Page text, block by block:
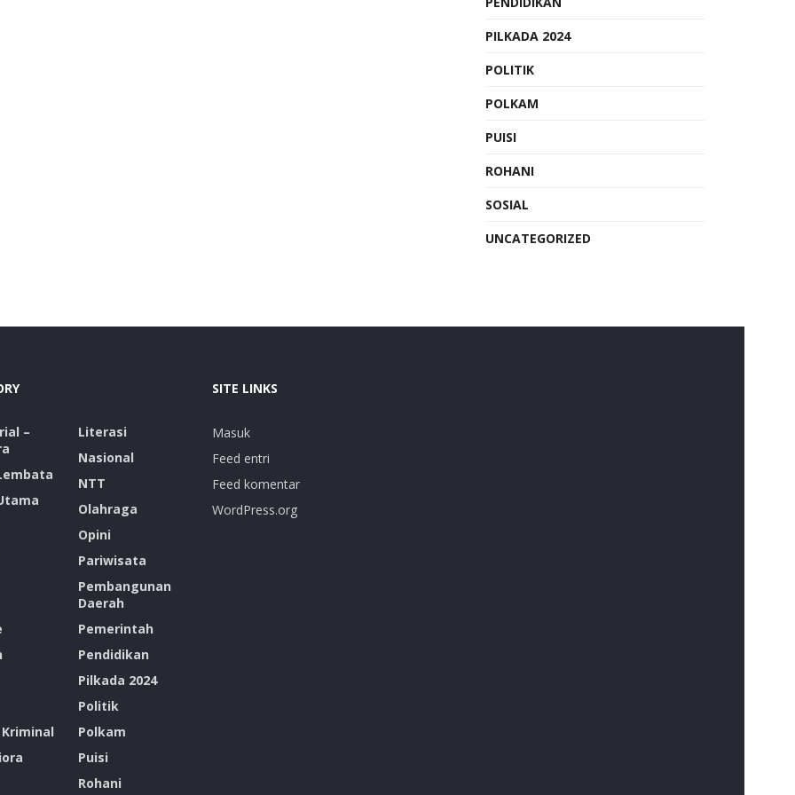
PILKADA 2024
POLITIK
POLKAM
PUISI
ROHANI
SOSIAL
UNCATEGORIZED
–
Literasi
Nasional
NTT
Olahraga
Opini
Pariwisata
Pembangunan
Daerah
Pemerintah
Pendidikan
Pilkada 2024
Politik
Polkam
Puisi
Rohani
SITE LINKS
Masuk
Feed entri
Feed komentar
WordPress.org